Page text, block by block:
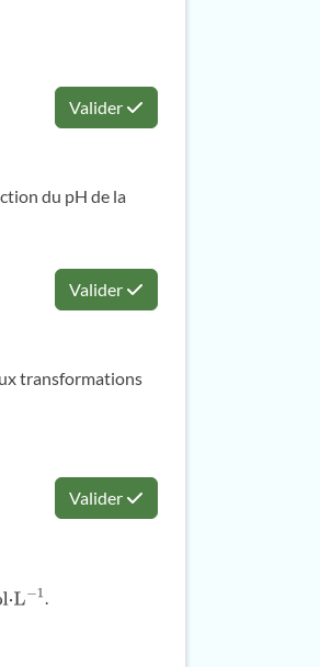
Valider
du pH de la
Valider
transformations
Valider
.